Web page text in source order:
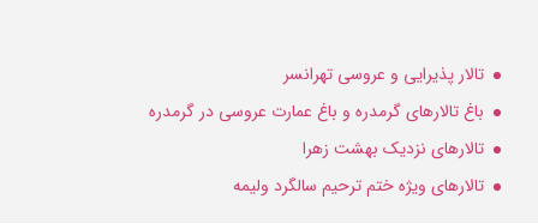
تالار پذیرایی و عروسی تهرانسر
باغ تالارهای گرمدره و باغ عمارت عروسی در گرمدره
تالارهای نزدیک بهشت زهرا
تالارهای ویژه ختم ترحیم سالگرد ولیمه